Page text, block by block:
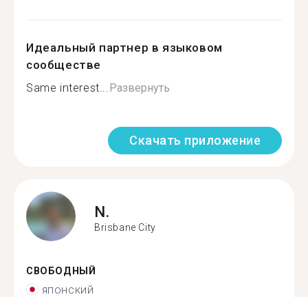
Идеальный партнер в языковом
сообществе
Same interest...Развернуть
Скачать приложение
N.
Brisbane City
СВОБОДНЫЙ
японский